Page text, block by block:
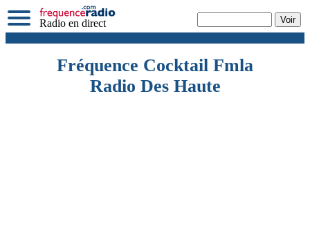
Radio en direct
Fréquence Cocktail Fmla
Radio Des Haute